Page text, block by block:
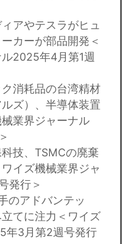
アやテスラがヒュ
カーが部品開発＜
2025年4月第1週
消耗品の台湾精材
ルズ）、半導体装置
業界ジャーナル
技、TSMCの廃棄
イズ機械業界ジャ
発行＞
のアドバンテッ
てに注力＜ワイズ
年3月第2週号発行